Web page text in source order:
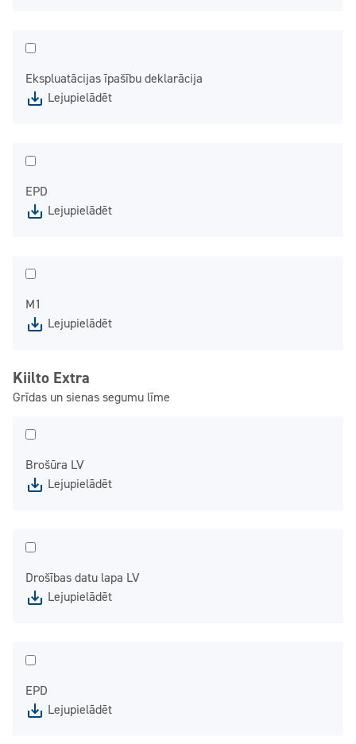
Ekspluatācijas īpašību deklarācija
Lejupielādēt
EPD
Lejupielādēt
M1
Lejupielādēt
Kiilto Extra
Grīdas un sienas segumu līme
Brošūra LV
Lejupielādēt
Drošības datu lapa LV
Lejupielādēt
EPD
Lejupielādēt